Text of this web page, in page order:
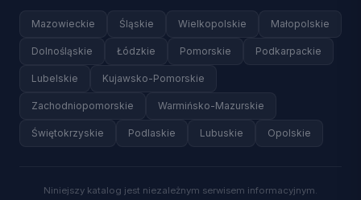
Mazowieckie Śląskie Wielkopolskie Małopolskie
Dolnośląskie Łódzkie Pomorskie Podkarpackie
Lubelskie Kujawsko-Pomorskie
Zachodniopomorskie Warmińsko-Mazurskie
Świętokrzyskie Podlaskie Lubuskie Opolskie
Niniejszy katalog jest niezależnym serwisem informacyjnym.